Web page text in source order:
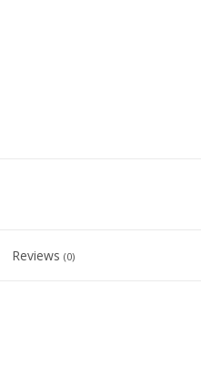
Reviews (0)